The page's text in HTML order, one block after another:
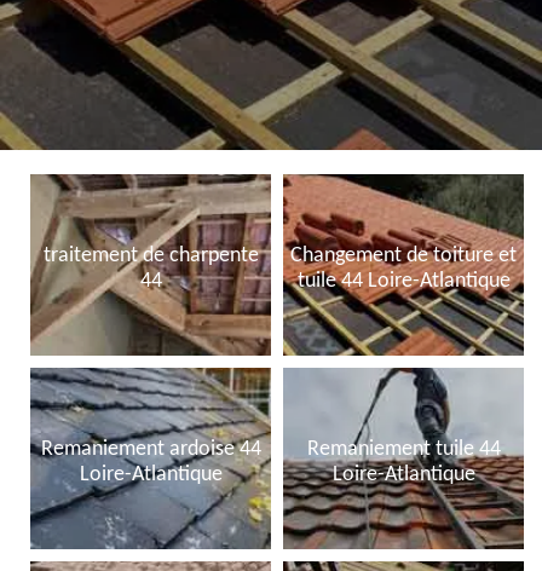
traitement de charpente
44
Changement de toiture et
tuile 44 Loire-Atlantique
Remaniement ardoise 44
Loire-Atlantique
Remaniement tuile 44
Loire-Atlantique